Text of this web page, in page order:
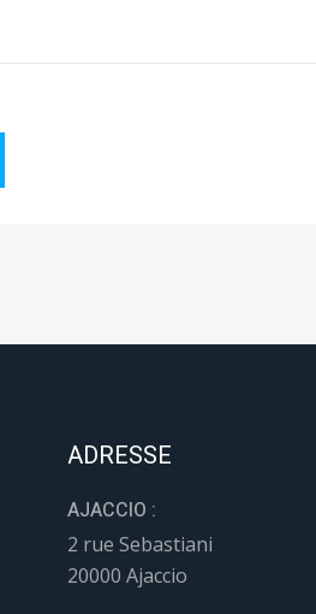
ADRESSE
20000 Ajaccio
HORAIRES
LUNDI-MARDI-JEUDI :